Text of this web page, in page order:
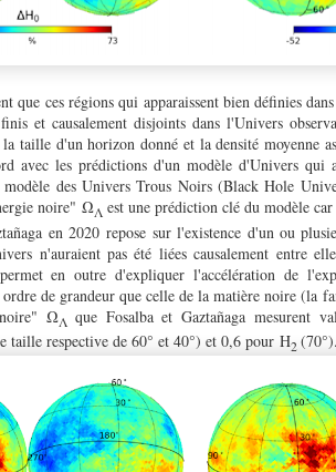
que ces régions qui apparaissent bien définies
et causalement disjoints dans l'Univers
taille d'un horizon donné et la densité moyenne
avec les prédictions d'un modèle d'Univers qui
des Univers Trous Noirs (Black Hole
noire" ΩΛ est une prédiction clé du modèle
en 2020 repose sur l'existence d'un ou
n'auraient pas été liées causalement entre
permet en outre d'expliquer l'accélération de
de grandeur que celle de la matière noire (la
noire"ΩΛque Fosalba et Gaztañaga mesurent
taille respective de 60° et 40°) et 0,6 pour H2 (70°).